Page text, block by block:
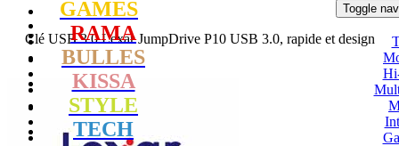
GAMES
RAMA
BULLES
KISSA
STYLE
TECH
Toggle
Clé USB 3.0 Lexar JumpDrive P10 USB 3.0, rapide et design